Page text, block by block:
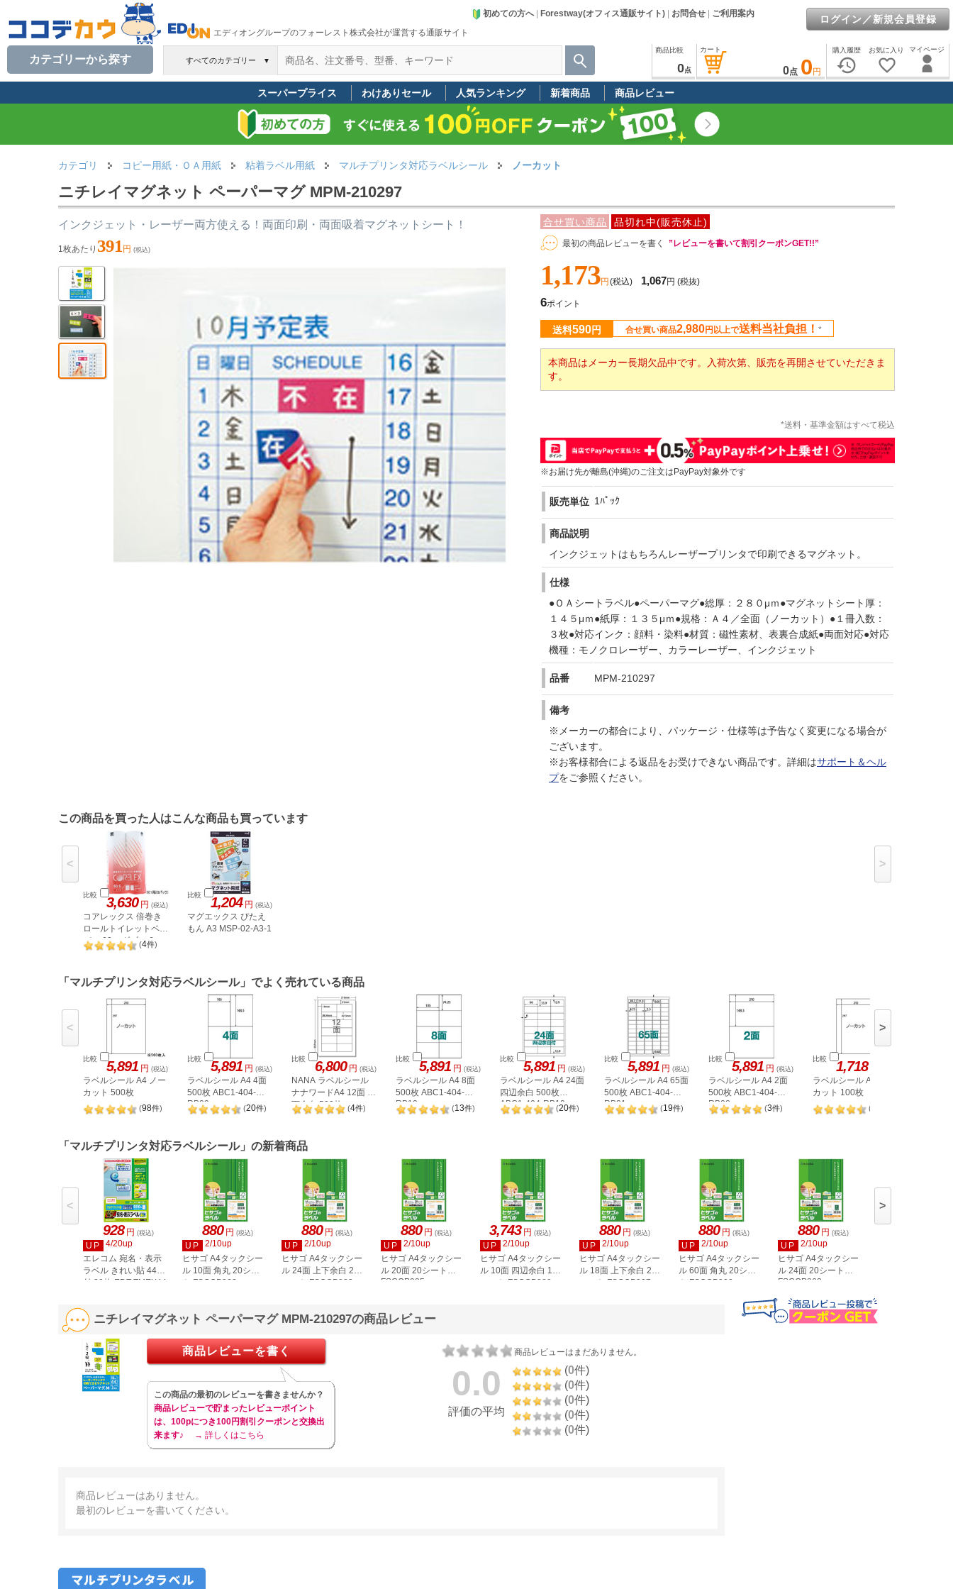
エディオングループのフォーレスト株式会社が運営する通販サイト
初めての方へ| Forestway(オフィス通販サイト) お問合せ ご利用案内 ログイン／新規会員登録
すべてのカテゴリー ▼
カテゴリーから探す
マイページ
お気に入り
favorite_border
購入履歴
history
カート
0点 0 円
商品比較
0点
スーパープライス わけありセール 人気ランキング 新着商品 商品レビュー
カテゴリ コピー用紙・ＯＡ用紙 粘着ラベル用紙 マルチプリンタ対応ラベルシール ノーカット
ニチレイマグネット ペーパーマグ MPM-210297
合せ買い商品 品切れ中(販売休止)
最初の商品レビューを書く ”レビューを書いて割引クーポンGET!!”
1,173円 (税込) 1,067円 (税抜)
6ポイント
送料590円 合せ買い商品2,980円以上で送料当社負担！ *
本商品はメーカー長期欠品中です。入荷次第、販売を再開させていただきま
す。
*送料・基準金額はすべて税込
※お届け先が離島(沖縄)のご注文はPayPay対象外です
販売単位 1ﾊﾟｯｸ
商品説明
インクジェットはもちろんレーザープリンタで印刷できるマグネット。
仕様
●ＯＡシートラベル●ペーパーマグ●総厚：２８０μｍ●マグネットシート厚：
１４５μｍ●紙厚：１３５μｍ●規格：Ａ４／全面（ノーカット）●１冊入数：
３枚●対応インク：顔料・染料●材質：磁性素材、表裏合成紙●両面対応●対応
機種：モノクロレーザー、カラーレーザー、インクジェット
品番 MPM-210297
備考
※メーカーの都合により、パッケージ・仕様等は予告なく変更になる場合が
ございます。
※お客様都合による返品をお受けできない商品です。詳細はサポート＆ヘル
プをご参照ください。
インクジェット・レーザー両方使える！両面印刷・両面吸着マグネットシート！
1枚あたり 391 円 (税込)
この商品を買った人はこんな商品も買っています
比較 3,630 円 (税込)
コアレックス 倍巻き
ロールトイレットペー
パー 60m ダブル 6ロ
ール*8パック
(4件)
比較 1,204 円 (税込)
マグエックス ぴたえ
もん A3 MSP-02-A3-1
< >
「マルチプリンタ対応ラベルシール」でよく売れている商品
比較 5,891 円 (税込)
ラベルシール A4 ノー
カット 500枚
(98件)
比較 5,891 円 (税込)
ラベルシール A4 4面
500枚 ABC1-404-
RB09
(20件)
比較 6,800 円 (税込)
NANA ラベルシール
ナナワードA4 12面 上
下余白 500枚
LDW12P
(4件)
比較 5,891 円 (税込)
ラベルシール A4 8面
500枚 ABC1-404-
RB10
(13件)
比較 5,891 円 (税込)
ラベルシール A4 24面
四辺余白 500枚
ABC1-404-RB19
(20件)
比較 5,891 円 (税込)
ラベルシール A4 65面
500枚 ABC1-404-
RB21
(19件)
比較 5,891 円 (税込)
ラベルシール A4 2面
500枚 ABC1-404-
RB08
(3件)
比較 1,718
ラベルシール A4 ノー
カット 100枚
(
< >
「マルチプリンタ対応ラベルシール」の新着商品
928 円 (税込)
UP
4/20up
エレコム 宛名・表示
ラベル きれい貼 44面
付 20枚 EDT-TMEX44
880 円 (税込)
UP
2/10up
ヒサゴ A4タックシー
ル 10面 角丸 20シー
ト FSCOP868
880 円 (税込)
UP
2/10up
ヒサゴ A4タックシー
ル 24面 上下余白 20
シート FSCOP883
880 円 (税込)
UP
2/10up
ヒサゴ A4タックシー
ル 20面 20シート
FSCOP985
3,743 円 (税込)
UP
2/10up
ヒサゴ A4タックシー
ル 10面 四辺余白 100
シート FSCGB888
880 円 (税込)
UP
2/10up
ヒサゴ A4タックシー
ル 18面 上下余白 20
シート FSCOP907
880 円 (税込)
UP
2/10up
ヒサゴ A4タックシー
ル 60面 角丸 20シー
ト FSCOP902
880 円 (税込)
UP
2/10up
ヒサゴ A4タックシー
ル 24面 20シート
FSCOP863
< >
ニチレイマグネット ペーパーマグ MPM-210297の商品レビュー
商品レビューはまだありません。
0.0
評価の平均
(0件)
(0件)
(0件)
(0件)
(0件)
商品レビューを書く
この商品の最初のレビューを書きませんか？
商品レビューで貯まったレビューポイント
は、100pにつき100円割引クーポンと交換出
来ます♪
→ 詳しくはこちら
商品レビューはありません。
最初のレビューを書いてください。